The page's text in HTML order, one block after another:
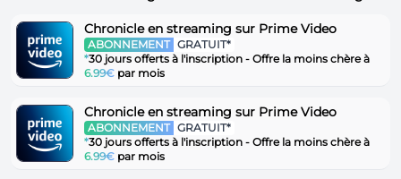
Chronicle en streaming sur Prime Video
ABONNEMENT GRATUIT*
*30 jours offerts à l'inscription - Offre la moins chère à
6.99€ par mois
Chronicle en streaming sur Prime Video
ABONNEMENT GRATUIT*
*30 jours offerts à l'inscription - Offre la moins chère à
6.99€ par mois